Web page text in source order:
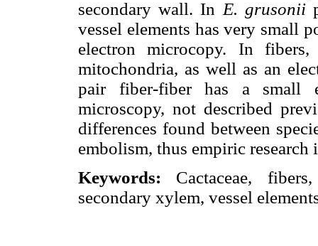
secondary wall. In E. grusonii
vessel elements has very small
electron microcopy. In
mitochondria, as well as an
pair fiber-fiber has a small
microscopy, not described
differences found between
embolism, thus empiric research
Keywords: Cactaceae,
secondary xylem, vessel